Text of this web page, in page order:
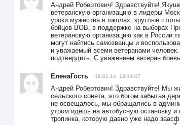
Андрей Робертович! Здравствуйте!
ветеранскую организацию в лидеры
уроки мужества в школах, круглые
бойцов ВОВ, в поддержке на выборах
ветеранскую организацию как в России
могут найтись самозванцы и
и уважаемый всеми ветеранами
подтвердить. С уважением ветеран
ЕленаГость 19.01.14, 13:14:47
Андрей Робертович! Здравствуйте! Мы
сельского совета, это богом забытая
не освещалось, мы обращались в
утром идешь на автобусную остановку
тропинка, которую давно уже надо